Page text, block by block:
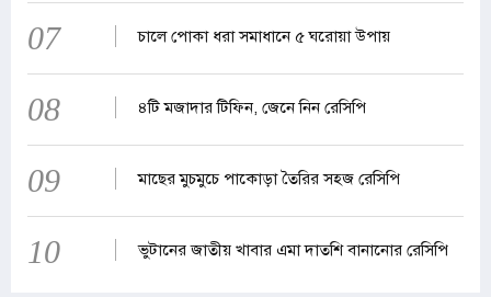
07 চালে পোকা ধরা সমাধানে ৫ ঘরোয়া উপায়
08 ৪টি মজাদার টিফিন, জেনে নিন রেসিপি
09 মাছের মুচমুচে পাকোড়া তৈরির সহজ রেসিপি
10 ভুটানের জাতীয় খাবার এমা দাতশি বানানোর রেসিপি